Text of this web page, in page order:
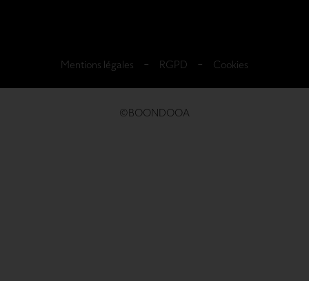
Mentions légales - RGPD - Cookies
©BOONDOOA